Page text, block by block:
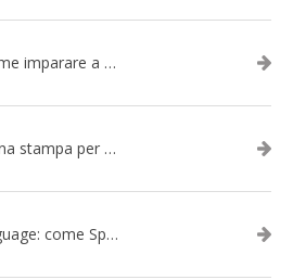
Speak Elevator Pitch: come imparare a gestire una presentazione in inglese
SPEAK TIPS | La rassegna stampa per migliorare l’inglese - febbraio 2026
Speaking the Same Language: come Speak aiuta a rafforzare i team attraverso il Team Building in inglese